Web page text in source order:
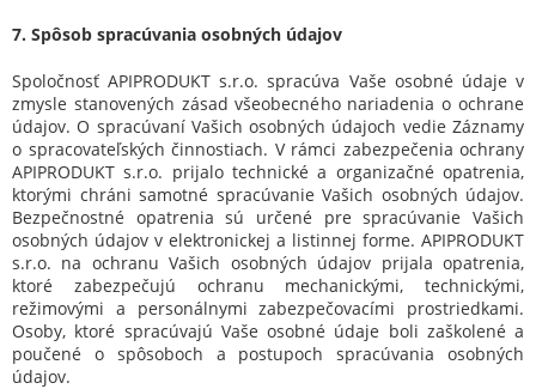
7. Spôsob spracúvania osobných údajov
Spoločnosť APIPRODUKT s.r.o. spracúva Vaše osobné údaje v
zmysle stanovených zásad všeobecného nariadenia o ochrane
údajov. O spracúvaní Vašich osobných údajoch vedie Záznamy
o spracovateľských činnostiach. V rámci zabezpečenia ochrany
APIPRODUKT s.r.o. prijalo technické a organizačné opatrenia,
ktorými chráni samotné spracúvanie Vašich osobných údajov.
Bezpečnostné opatrenia sú určené pre spracúvanie Vašich
osobných údajov v elektronickej a listinnej forme. APIPRODUKT
s.r.o. na ochranu Vašich osobných údajov prijala opatrenia,
ktoré zabezpečujú ochranu mechanickými, technickými,
režimovými a personálnymi zabezpečovacími prostriedkami.
Osoby, ktoré spracúvajú Vaše osobné údaje boli zaškolené a
poučené o spôsoboch a postupoch spracúvania osobných
údajov.